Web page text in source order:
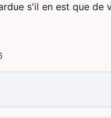
s'il en est que de